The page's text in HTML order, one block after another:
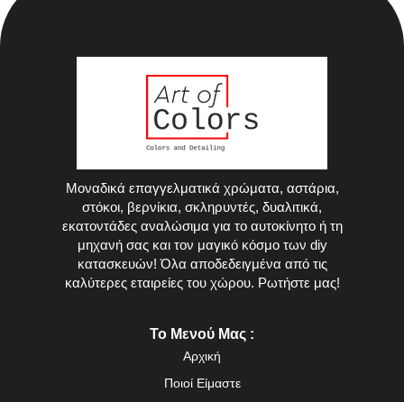
Μοναδικά επαγγελματικά χρώματα, αστάρια,
στόκοι, βερνίκια, σκληρυντές, δυαλιτικά,
εκατοντάδες αναλώσιμα για το αυτοκίνητο ή τη
μηχανή σας και τον μαγικό κόσμο των diy
κατασκευών! Όλα αποδεδειγμένα από τις
καλύτερες εταιρείες του χώρου. Ρωτήστε μας!
Το Μενού Μας :
Αρχική
Ποιοί Είμαστε